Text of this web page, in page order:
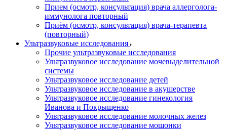
Прием (осмотр, консультация) врача аллерголога-
иммунолога повторный
Приём (осмотр, консультация) врача-терапевта
(повторный)
Ультразвуковые исследования
Прочие ультразвуковые исследования
Ультразвуковое исследование мочевыделительной
системы
Ультразвуковое исследование детей
Ультразвуковое исследование в акушерстве
Ультразвуковое исследование гинекология
Иванова и Покрыщенко
Ультразвуковое исследование молочных желез
Ультразвуковое исследование мошонки